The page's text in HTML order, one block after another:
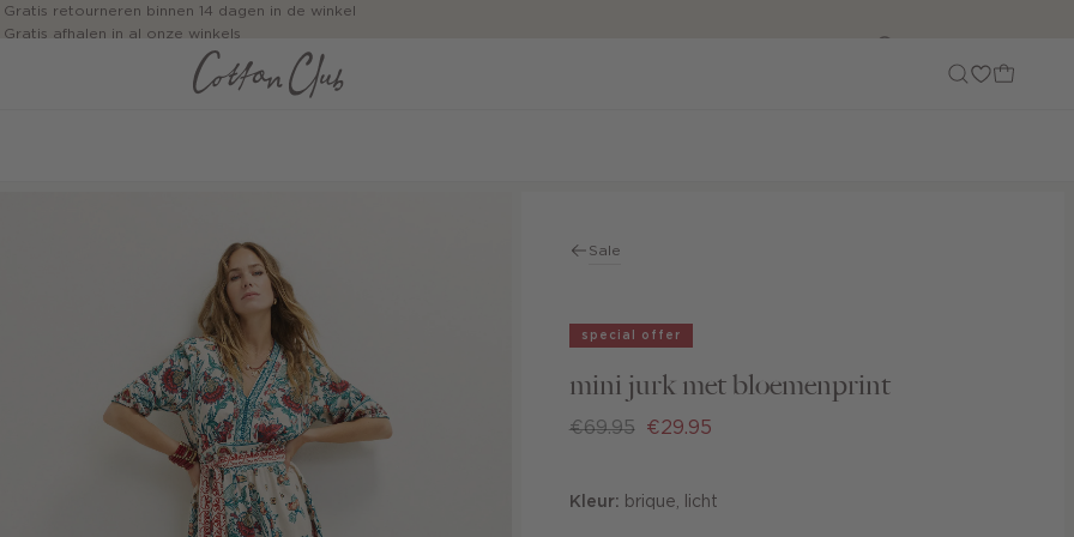
Gratis retourneren binnen 14 dagen in de winkel
Gratis afhalen in al onze winkels
Jouw bestelling wordt binnen 1 tot 5 dagen bezorgd
Betaal zoals jij wilt: o.a. iDEAL | Wero, Riverty, Apple pay & creditcard
Sale
special offer
mini jurk met bloemenprint
€69.95 €29.95
Kleur: brique, licht